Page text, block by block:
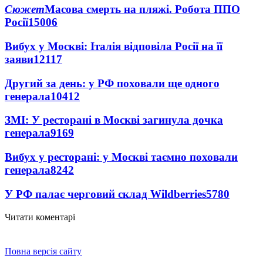
СюжетМасова смерть на пляжі. Робота ППО
Росії15006
Вибух у Москві: Італія відповіла Росії на її
заяви12117
Другий за день: у РФ поховали ще одного
генерала10412
ЗМІ: У ресторані в Москві загинула дочка
генерала9169
Вибух у ресторані: у Москві таємно поховали
генерала8242
У РФ палає черговий склад Wildberries5780
Читати коментарі
Повна версія сайту